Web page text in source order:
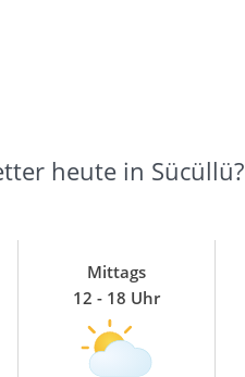
heute in Sücüllü?
Mittags
12 - 18 Uhr
in 3h